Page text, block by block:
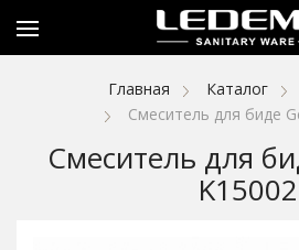
Главная Каталог
Смеситель для биде
Смеситель для
K15002